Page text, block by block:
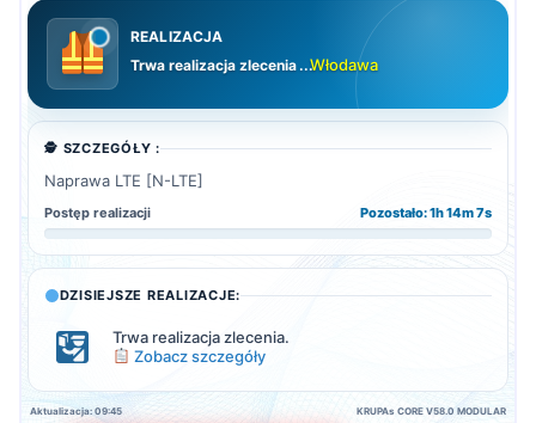
REALIZACJA
Trwa realizacja zlecenia . Włodawa
🕵️ SZCZEGÓŁY :
Naprawa LTE [N-LTE]
Postęp realizacji Pozostało: 1h 14m 6s
DZISIEJSZE REALIZACJE:
Trwa realizacja zlecenia.
Zobacz szczegóły
Aktualizacja: 09:45 KRUPAs CORE V58.0 MODULAR